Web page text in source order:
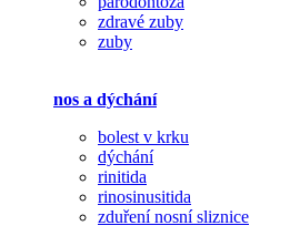
zdravé zuby
zuby
nos a dýchání
bolest v krku
dýchání
rinitida
rinosinusitida
zduření nosní sliznice